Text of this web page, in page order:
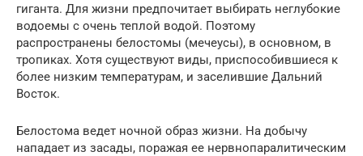
гиганта. Для жизни предпочитает выбирать неглубокие
водоемы с очень теплой водой. Поэтому
распространены белостомы (мечеусы), в основном, в
тропиках. Хотя существуют виды, приспособившиеся к
более низким температурам, и заселившие Дальний
Восток.
Белостома ведет ночной образ жизни. На добычу
нападает из засады, поражая ее нервнопаралитическим